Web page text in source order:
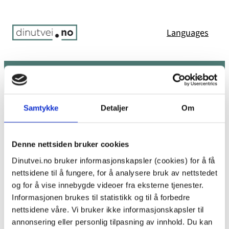
Samtykke Detaljer Om
Denne nettsiden bruker cookies
Dinutvei.no bruker informasjonskapsler (cookies) for å få
nettsidene til å fungere, for å analysere bruk av nettstedet
og for å vise innebygde videoer fra eksterne tjenester.
Informasjonen brukes til statistikk og til å forbedre
nettsidene våre. Vi bruker ikke informasjonskapsler til
annonsering eller personlig tilpasning av innhold. Du kan
innhold
Languages
Meny
Du er her:Hjem Error 404: Page not found
Uffda! Den siden ble ikke funnet.
Det ser ikke ut til at det finnes noe her. Kanskje prøv
en av koblingene nedenfor eller et søk?